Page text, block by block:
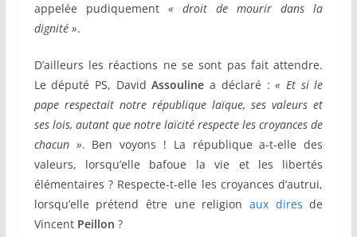
appelée pudiquement « droit de mourir dans la
dignité ».
D’ailleurs les réactions ne se sont pas fait attendre.
Le député PS, DavidAssouline a déclaré :« Et si le
pape respectait notre république laïque, ses valeurs et
ses lois, autant que notre laïcité respecte les croyances de
chacun ». Ben voyons ! La république a-t-elle des
valeurs, lorsqu’elle bafoue la vie et les libertés
élémentaires ? Respecte-t-elle les croyances d’autrui,
lorsqu’elle prétend être une religion aux dires de
Vincent Peillon ?